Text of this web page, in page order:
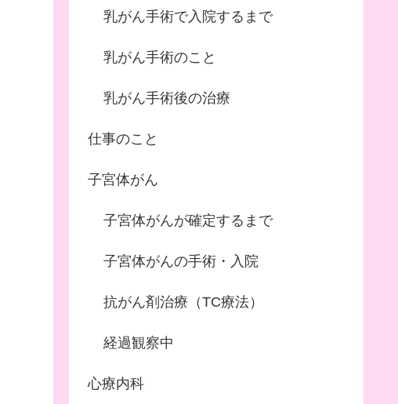
乳がん手術で入院するまで
乳がん手術のこと
乳がん手術後の治療
仕事のこと
子宮体がん
子宮体がんが確定するまで
子宮体がんの手術・入院
抗がん剤治療（TC療法）
経過観察中
心療内科